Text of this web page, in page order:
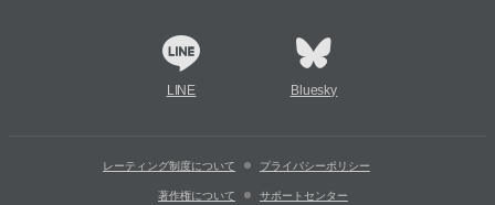
LINE Bluesky
レーティング制度について プライバシーポリシー
著作権について サポートセンター